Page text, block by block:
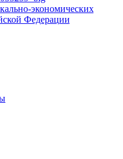
экономических
Федерации